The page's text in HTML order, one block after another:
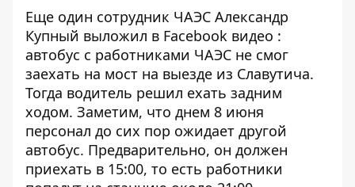
Еще один сотрудник ЧАЭС Александр
Купный выложил в Facebook видео :
автобус с работниками ЧАЭС не смог
заехать на мост на выезде из Славутича.
Тогда водитель решил ехать задним
ходом. Заметим, что днем ​​8 июня
персонал до сих пор ожидает другой
автобус. Предварительно, он должен
приехать в 15:00, то есть работники